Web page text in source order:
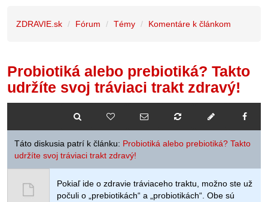
ZDRAVIE.sk Fórum Témy Komentáre k článkom
Probiotiká alebo prebiotiká? Takto
udržíte svoj tráviaci trakt zdravý!
Táto diskusia patrí k článku: Probiotiká alebo prebiotiká? Takto
udržíte svoj tráviaci trakt zdravý!
Pokiaľ ide o zdravie tráviaceho traktu, možno ste už
počuli o „prebiotikách“ a „probiotikách“. Obe sú